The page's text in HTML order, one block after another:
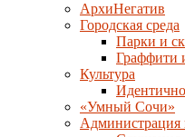
АрхиНегатив
Городская среда
Парки и
Граффити
Культура
«Умный Сочи»
Администрация